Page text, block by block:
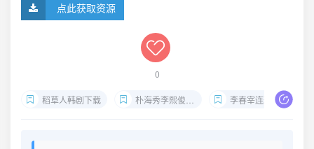
点此获取资源
0
稻草人韩剧下载 朴海秀李熙俊新剧 李春宰连环杀人案剧集